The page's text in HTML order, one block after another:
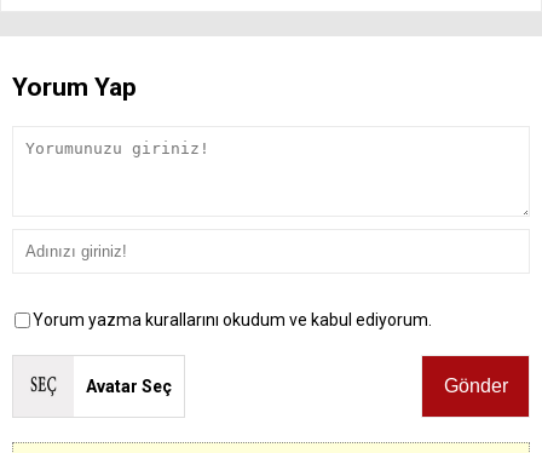
Yorum Yap
Yorum yazma kurallarını okudum ve kabul ediyorum.
Avatar Seç